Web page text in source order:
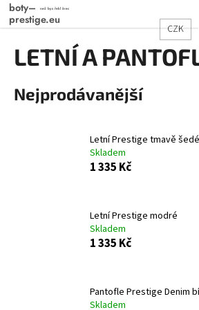
Přejít
obsah
CZK
LETNÍ A
Nejprodávanější
Letní Prestige tmavě šedé
Skladem
1 335 Kč
Letní Prestige modré
Skladem
1 335 Kč
Pantofle Prestige Denim
Skladem
o
o